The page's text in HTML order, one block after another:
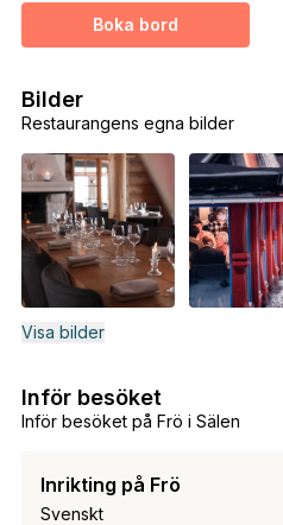
Boka bord
Restaurangens egna bilder
Bilder
Visa bilder
Inför besöket på Frö i Sälen
Inför besöket
Inrikting på Frö
Svenskt